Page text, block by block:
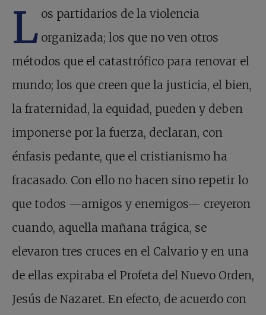
L os partidarios de la violencia
organizada; los que no ven otros
métodos que el catastrófico para renovar el
mundo; los que creen que la justicia, el bien,
la fraternidad, la equidad, pueden y deben
imponerse por la fuerza, declaran, con
énfasis pedante, que el cristianismo ha
fracasado. Con ello no hacen sino repetir lo
que todos —amigos y enemigos— creyeron
cuando, aquella mañana trágica, se
elevaron tres cruces en el Calvario y en una
de ellas expiraba el Profeta del Nuevo Orden,
Jesús de Nazaret. En efecto, de acuerdo con